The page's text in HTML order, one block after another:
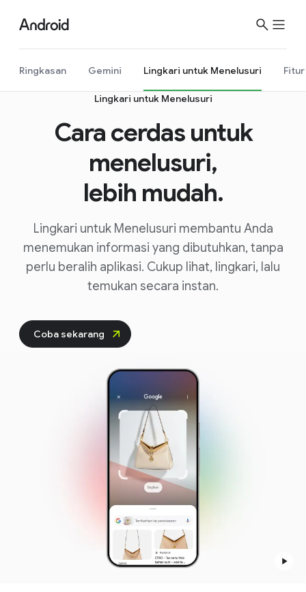
Ringkasan Gemini Lingkari untuk Menelusuri
Lingkari untuk Menelusuri
Cara cerdas untuk
menelusuri,
lebih mudah.
Lingkari untuk Menelusuri membantu Anda
menemukan informasi yang dibutuhkan, tanpa
perlu beralih aplikasi. Cukup lihat, lingkari, lalu
temukan secara instan.
Coba sekarang